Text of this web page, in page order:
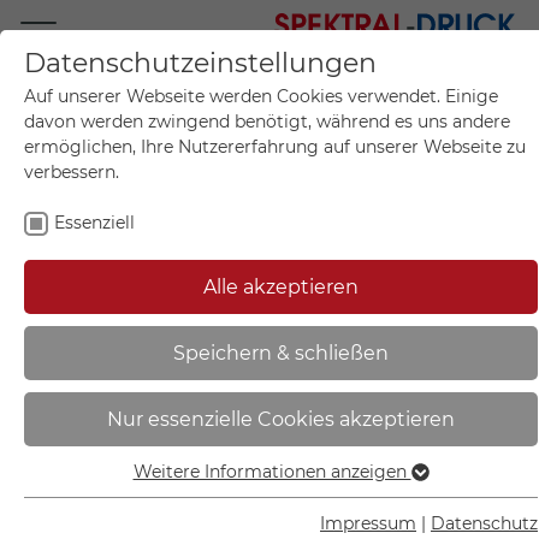
Mo.-Fr. 09:00-17:00
+49 (0)711 55 75 25
Mein Konto
Mein Warenkorb
Sie sind hier: Start
Etiketten auf Bogen -
Kennzeichnung elektrische
Betriebsmittel | Schutzisolierung -
30.1596
Datenschutzeinstellungen
Auf unserer Webseite werden Cookies verwendet. Einige
davon werden zwingend benötigt, während es uns andere
ermöglichen, Ihre Nutzererfahrung auf unserer Webseite zu
verbessern.
Essenziell
Alle akzeptieren
Speichern & schließen
Nur essenzielle Cookies akzeptieren
Essenziell
Essenzielle Cookies werden für grundlegende Funktionen
Weitere Informationen anzeigen
Impressum Datenschutz